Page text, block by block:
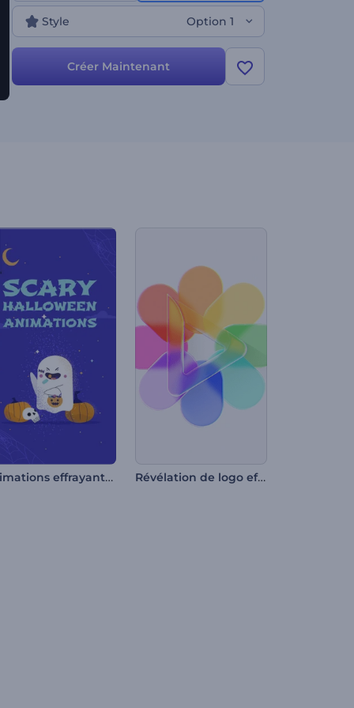
marque, votre slogan et une musique de fond.
Essayez-la dès maintenant !
Style Option 1
Créer Maintenant
Animations effrayantes d'Halloween Révélation de logo effet verre liquide